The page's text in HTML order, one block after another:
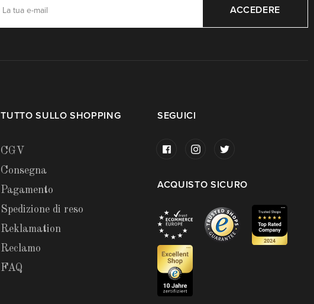
ACCEDERE
TUTTO SULLO SHOPPING
CGV
Consegna
Pagamento
Spedizione di reso
Reklamation
Reclamo
FAQ
SEGUICI
ACQUISTO SICURO